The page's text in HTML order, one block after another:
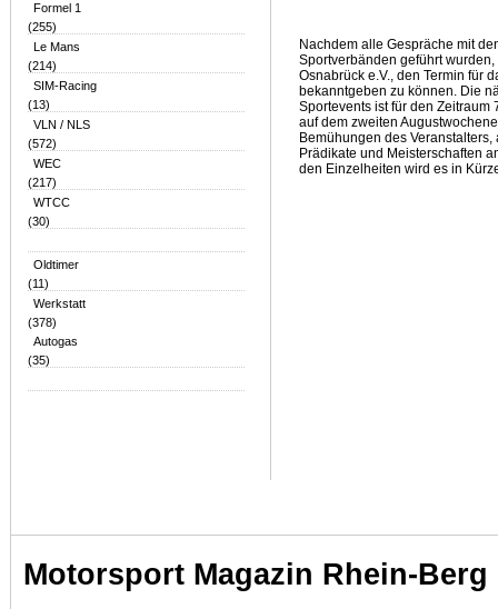
Formel 1
(255)
Le Mans
(214)
SIM-Racing
(13)
VLN / NLS
(572)
WEC
(217)
WTCC
(30)
Oldtimer
(11)
Werkstatt
(378)
Autogas
(35)
Nachdem alle Gespräche mit
Sportverbänden geführt
Osnabrück e.V., den Termin für
bekanntgeben zu können. Die
Sportevents ist für den Zeitraum
auf dem zweiten
Bemühungen des
Prädikate und Meisterschaften
den Einzelheiten wird es in
Motorsport Magazin Rhein-Berg